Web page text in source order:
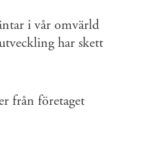
i vår omvärld
har skett
från företaget